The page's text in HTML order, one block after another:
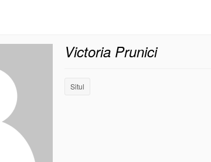
Victoria Prunici
Situl